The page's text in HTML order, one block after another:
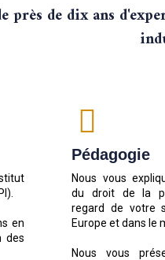
près de dix ans
en
des
Pédagogie
Nous vous
du droit de la
regard de votre
Europe et dans le
Nous vous